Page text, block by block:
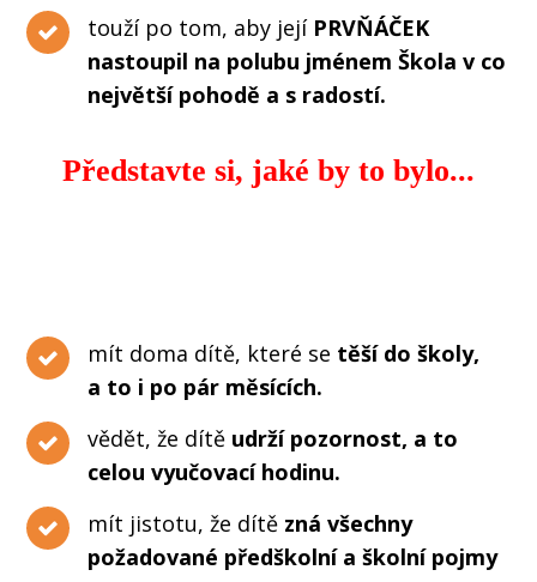
touží po tom, aby její PRVŇÁČEK
nastoupil na polubu jménem Škola v co
největší pohodě a s radostí.
Představte si, jaké by to bylo...
mít doma dítě, které se těší do školy,
a to i po pár měsících.
vědět, že dítě udrží pozornost, a to
celou vyučovací hodinu.
mít jistotu, že dítě zná všechny
požadované předškolní a školní pojmy